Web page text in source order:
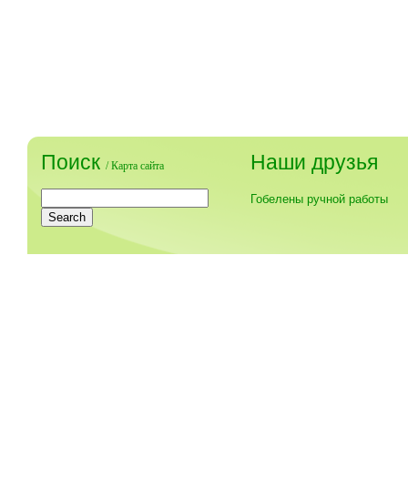
Поиск /Карта сайта Наши друзья
Гобелены ручной работы